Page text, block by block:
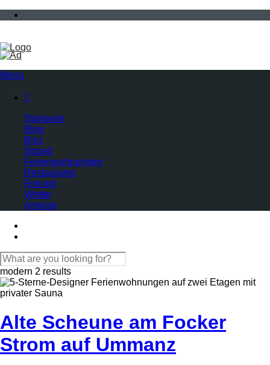
Menu

Startseite
Blog
Binz
Strand
Ferienwohnungen
Restaurants
Freizeit
Wetter
Anreise
modern 2 results
Alte Scheune am Focker
Strom auf Ummanz